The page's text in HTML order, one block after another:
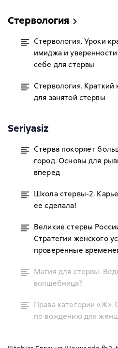
Стервология
Стервология. Уроки
имиджа и уверенности
себе для стервы
Стервология. Краткий
для занятой стервы
Seriyasiz
Стерва покоряет
город. Основы для
вперед
Школа стервы-2.
ее сделала!
Великие стервы
Стратегии женского
проверенные
Магия для стервы.
волшебница?
Права категории «Ж».
по вождению для